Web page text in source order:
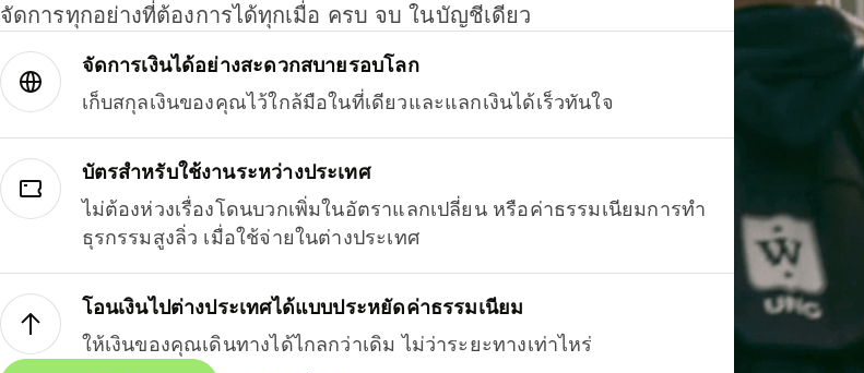
จัดการทุกอย่างที่ต้องการได้ทุกเมื่อ ครบ จบ ในบัญชีเดียว
จัดการเงินได้อย่างสะดวกสบายรอบโลก
เก็บสกุลเงินของคุณไว้ใกล้มือในที่เดียวและแลกเงินได้เร็วทันใจ
บัตรสำหรับใช้งานระหว่างประเทศ
ไม่ต้องห่วงเรื่องโดนบวกเพิ่มในอัตราแลกเปลี่ยน หรือค่าธรรมเนียมการทำ
ธุรกรรมสูงลิ่ว เมื่อใช้จ่ายในต่างประเทศ
โอนเงินไปต่างประเทศได้แบบประหยัดค่าธรรมเนียม
ให้เงินของคุณเดินทางได้ไกลกว่าเดิม ไม่ว่าระยะทางเท่าไหร่